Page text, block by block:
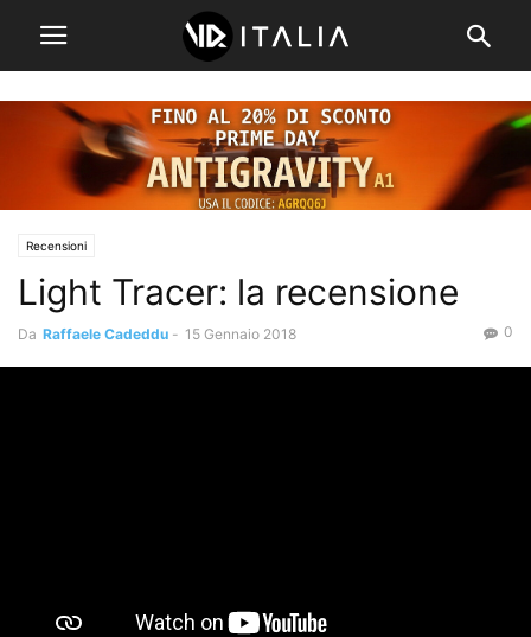
Recensioni
Light Tracer: la recensione
Da Raffaele Cadeddu - 15 Gennaio 2018 0